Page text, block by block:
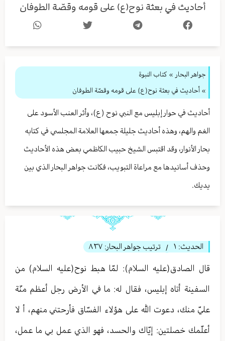
أحاديث في بعثة نوح(ع) على قومه وقصّة الطوفان
جواهر البحار » كتاب النبوة
» أحاديث في بعثة نوح(ع) على قومه وقصّة الطوفان
أحاديث في حوار إبليس مع النبي نوح (ع)، وأثر العنب الأسود على
الغم والهم، وهذه أحاديث جليلة جمعها العلامة المجلسي في كتابه
بحار الأنوار، وقد اقتبس الشيخ حبيب الكاظمي بعض هذه الأحاديث
وحذف أسانيدها مع مراعاة التبويب، فكانت جواهر البحار الذي بين
يديك.
الحديث: ١ / ترتيب جواهر البحار: ٨٣٧
قال الصادق(عليه السلام): لمّا هبط نوح(عليه السلام) من
السفينة أتاه إبليس، فقال له: ما في الأرض رجل أعظم منّة
عليّ منك، دعوت الله على هؤلاء الفسّاق فأرحتني منهم، أ لا
أعلّمك خصلتين: إيّاك والحسد، فهو الذي عمل بي ما عمل،